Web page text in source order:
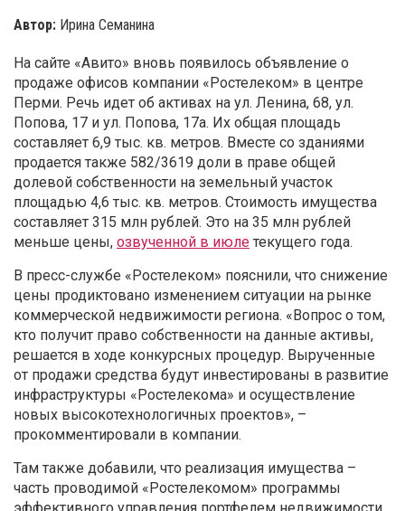
Автор: Ирина Семанина
На сайте «Авито» вновь появилось объявление о
продаже офисов компании «Ростелеком» в центре
Перми. Речь идет об активах на ул. Ленина, 68, ул.
Попова, 17 и ул. Попова, 17а. Их общая площадь
составляет 6,9 тыс. кв. метров. Вместе со зданиями
продается также 582/3619 доли в праве общей
долевой собственности на земельный участок
площадью 4,6 тыс. кв. метров. Стоимость имущества
составляет 315 млн рублей. Это на 35 млн рублей
меньше цены, озвученной в июле текущего года.
В пресс-службе «Ростелеком» пояснили, что снижение
цены продиктовано изменением ситуации на рынке
коммерческой недвижимости региона. «Вопрос о том,
кто получит право собственности на данные активы,
решается в ходе конкурсных процедур. Вырученные
от продажи средства будут инвестированы в развитие
инфраструктуры «Ростелекома» и осуществление
новых высокотехнологичных проектов», –
прокомментировали в компании.
Там также добавили, что реализация имущества –
часть проводимой «Ростелекомом» программы